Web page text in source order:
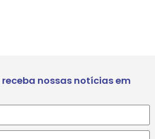
nossas notícias em